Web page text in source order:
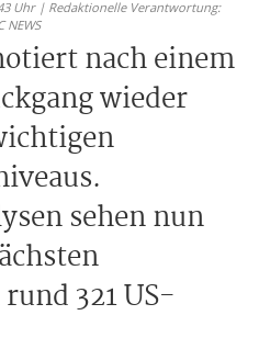
Uhr | Redaktionelle Verantwortung:
NEWS
nach einem
wieder
sehen nun
321 US-